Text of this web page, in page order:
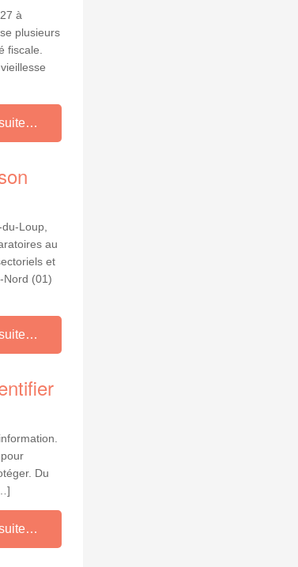
à
plusieurs
fiscale.
au
et
Nord (01)
Du